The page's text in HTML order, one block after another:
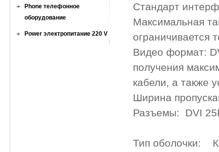
Phone телефонное
оборудование
Power электропитание 220 V
Стандарт
Максимальная
ограничивается
Видео формат:
получения
кабели, а также
Ширина
Разъемы: DVI
Тип оболочки: